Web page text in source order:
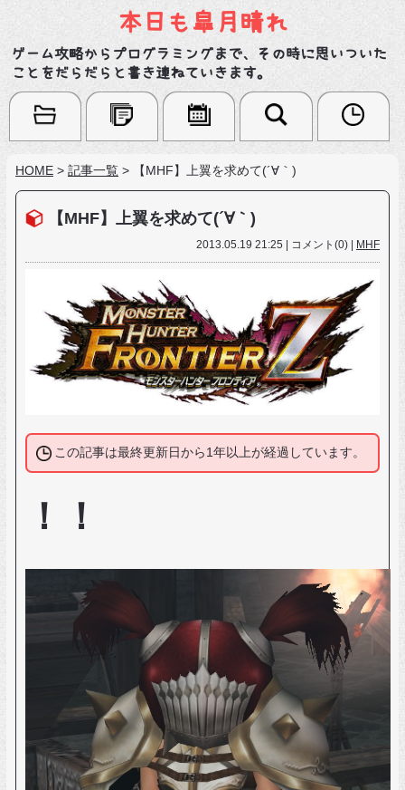
本日も皐月晴れ
ゲーム攻略からプログラミングまで、その時に思いついた
ことをだらだらと書き連ねていきます。
HOME > 記事一覧 > 【MHF】上翼を求めて(´∀｀)
【MHF】上翼を求めて(´∀｀)
2013.05.19 21:25 | コメント(0) | MHF
この記事は最終更新日から1年以上が経過しています。
！！